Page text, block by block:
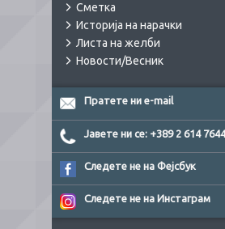
Сметка
Историја на нарачки
Листа на желби
Новости/Весник
Пратете ни e-mail
Јавете ни се: +389 2 614 7644
Следете не на Фејсбук
Следете не на Инстаграм